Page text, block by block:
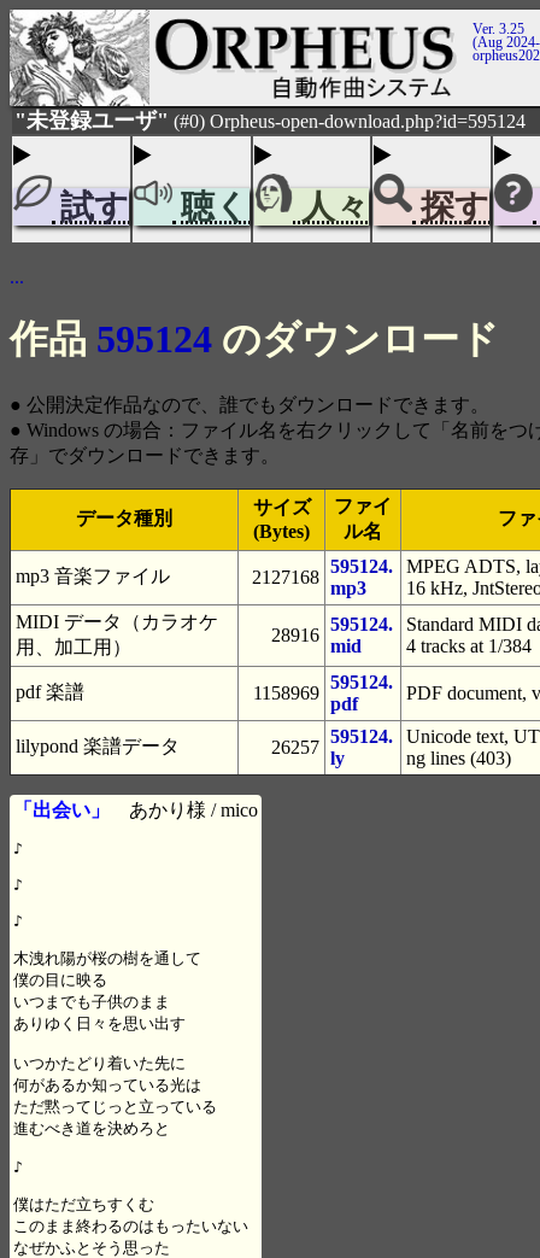
Ver. 3.25
(Aug
"未登録ユーザ" (#0) Orpheus-open-download.php?id=595124
試す 聴く 人々 探す
...
作品 595124 のダウンロード
● 公開決定作品なので、誰でもダウンロードできます。
● Windows の場合：ファイル名を右クリックして「名前をつ
存」でダウンロードできます。
データ種別
サイズ
(Bytes)
ファイ
ル名
フ
mp3 音楽ファイル 2127168
595124.
mp3
MPEG ADTS,
16 kHz,
MIDI データ（カラオケ
用、加工用）
28916
595124.
mid
Standard MIDI
4 tracks at 1/384
pdf 楽譜 1158969
595124.
pdf
PDF document,
lilypond 楽譜データ 26257
595124.
ly
Unicode text,
ng lines (403)
「出会い」 あかり様 / mico
♪
♪
♪
木洩れ陽が桜の樹を通して
僕の目に映る
いつまでも子供のまま
ありゆく日々を思い出す
いつかたどり着いた先に
何があるか知っている光は
ただ黙ってじっと立っている
進むべき道を決めろと
♪
僕はただ立ちすくむ
このまま終わるのはもったいない
なぜかふとそう思った